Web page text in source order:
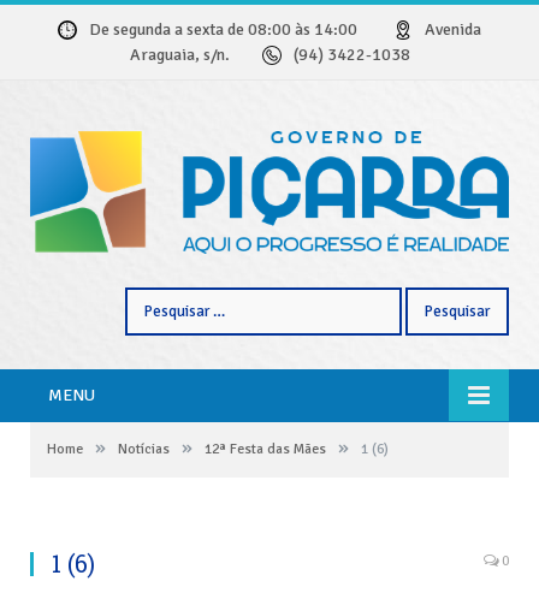
De segunda a sexta de 08:00 às 14:00
Avenida
Araguaia, s/n.
(94) 3422-1038
MENU
Home » Notícias » 12ª Festa das Mães » 1 (6)
1 (6) 0